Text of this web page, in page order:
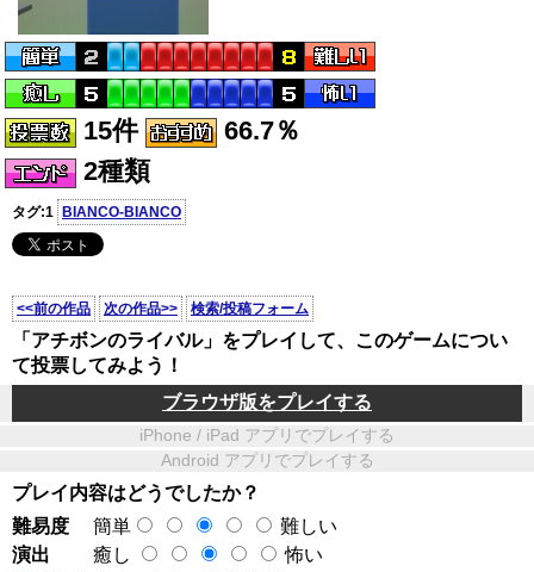
15件
66.7％
2種類
タグ:1 BIANCO-BIANCO
<<前の作品 次の作品>> 検索/投稿フォーム
「アチボンのライバル」をプレイして、このゲームについ
て投票してみよう！
ブラウザ版をプレイする
iPhone / iPad アプリでプレイする
Android アプリでプレイする
プレイ内容はどうでしたか？
難易度
簡単
難しい
演出
癒し
怖い